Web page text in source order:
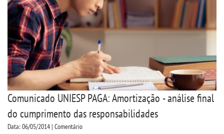
Comunicado UNIESP PAGA: Amortização - análise final
do cumprimento das responsabilidades
Data: 06/05/2014 | Comentário